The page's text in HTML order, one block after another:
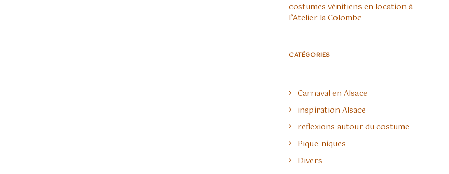
costumes vénitiens en location à
l’Atelier la Colombe
CATÉGORIES
Carnaval en Alsace
inspiration Alsace
reflexions autour du costume
Pique-niques
Divers